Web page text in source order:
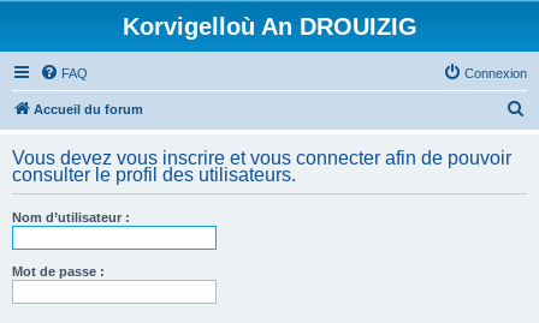
Korvigelloù An DROUIZIG
FAQ Connexion
Accueil du forum
h
Vous devez vous inscrire et vous connecter afin de pouvoir
consulter le profil des utilisateurs.
Nom d’utilisateur :
Mot de passe :